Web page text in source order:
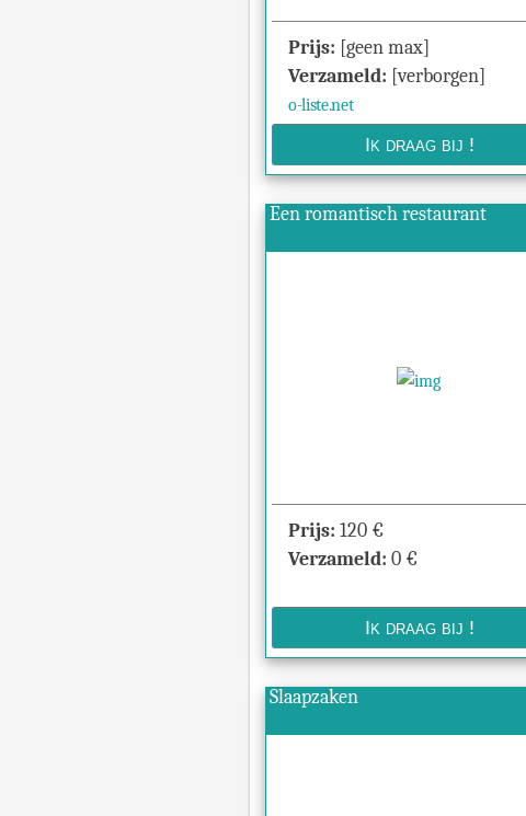
Prijs: [geen max]
Verzameld: [verborgen]
o-liste.net
Een romantisch restaurant
Prijs: 120 €
Verzameld: 0 €
Slaapzaken